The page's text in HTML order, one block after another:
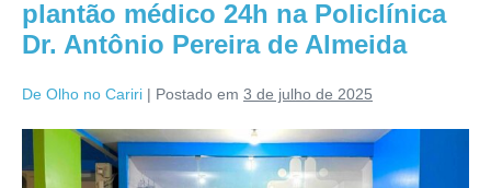
plantão médico 24h na Policlínica
Dr. Antônio Pereira de Almeida
De Olho no Cariri | Postado em 3 de julho de 2025